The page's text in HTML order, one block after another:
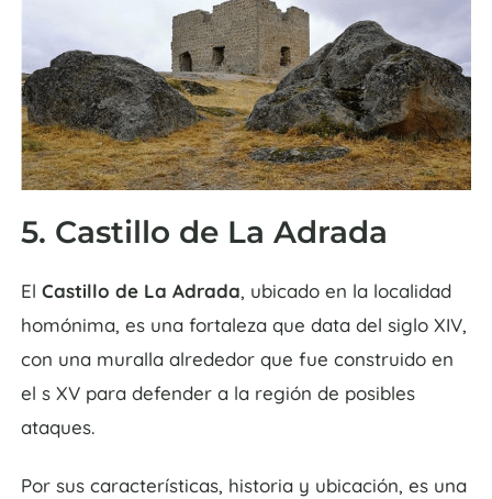
5. Castillo de La Adrada
El Castillo de La Adrada, ubicado en la localidad
homónima, es una fortaleza que data del siglo XIV,
con una muralla alrededor que fue construido en
el s XV para defender a la región de posibles
ataques.
Por sus características, historia y ubicación, es una